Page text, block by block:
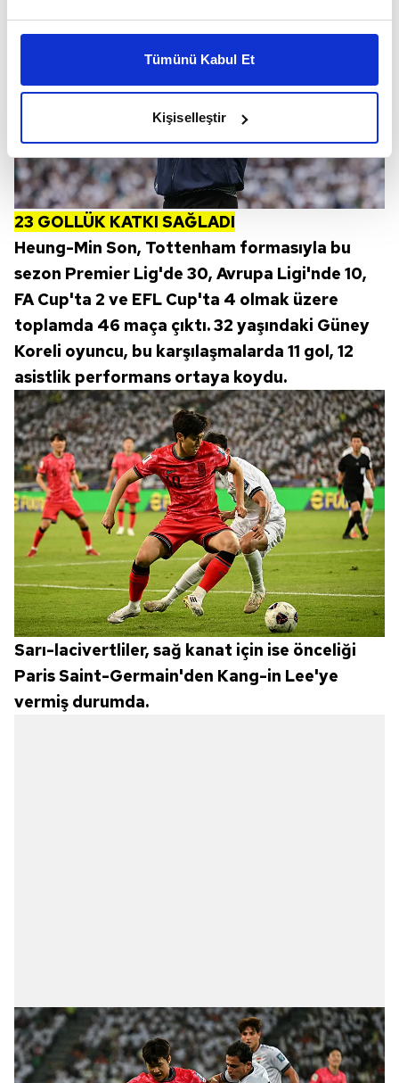
Bu çerezlere izin vermeniz halinde sizlere özel
daha iyi reklam deneyimi yaşatabiliriz. Bunu yaparken
amacımızın size daha iyi bir reklam deneyimi sunmak
elimizden gelen çabayı gösterdiğimizi ve bu noktada,
kalemimiz olduğunu sizlere hatırlatmak isteriz.
Her halükârda, kullanıcılar, bu çerezlere izin vermedikleri
takdirde, kullanıcılara hedefli reklamlar
gösterilmeyecektir."
Sizlere daha iyi bir hizmet sunabilmek için İnternet
Sitemizde kendimize ve üçüncü kişilere ait çerezler
kullanılmaktadır. Bu çerezler vasıtasıyla çeşitli kişisel
verileriniz işlenmekte olup gerekli olan çerezler bilgi
toplumu hizmetlerinin sunulması amacıyla
kullanılmaktadır. Diğer çerezler, sitemizin daha işlevsel
kılınması ve kişiselleştirilmesi ve sizlere yönelik
reklam/pazarlama faaliyetlerinin yapılması, amaçlarıyla
sınırlı olarak açık rızanız dahilinde kullanılacaktır.
Çerezlere ilişkin tercihlerinizi aşağıda yer alan panel
vasıtasıyla belirleyebilirsiniz. Çerezlere ilişkin detaylı bilgi
için Ayarlar butonuna tıklayabilir,Çerez Bilgilendirme
Metnimiziziyaret edebilirsiniz.
6698 sayılı Kişisel Verilerin Korunması Kanunu uyarınca
hazırlanmış Aydınlatma Metnimizi okumak ve sitemizde
ilgili mevzuata uygun olarak kullanılan çerezlerle ilgili bilgi
almak için lütfentıklayınız .
Tümünü Kabul Et
Kişiselleştir
23 GOLLÜK KATKI SAĞLADI
Heung-Min Son, Tottenham formasıyla bu
sezon Premier Lig'de 30, Avrupa Ligi'nde 10,
FA Cup'ta 2 ve EFL Cup'ta 4 olmak üzere
toplamda 46 maça çıktı. 32 yaşındaki Güney
Koreli oyuncu, bu karşılaşmalarda 11 gol, 12
asistlik performans ortaya koydu.
Sarı-lacivertliler, sağ kanat için ise önceliği
Paris Saint-Germain'den Kang-in Lee'ye
vermiş durumda.